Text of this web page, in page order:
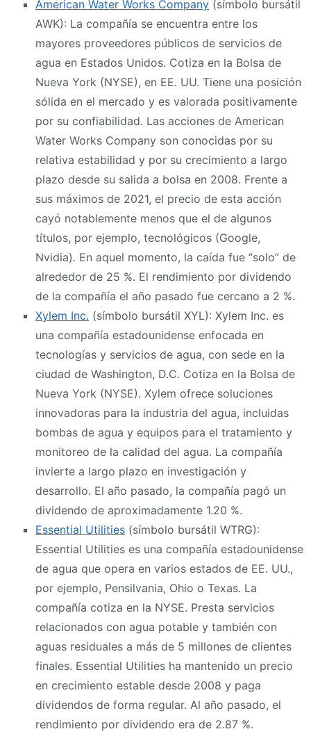
American Water Works Company (símbolo bursátil
AWK): La compañía se encuentra entre los
mayores proveedores públicos de servicios de
agua en Estados Unidos. Cotiza en la Bolsa de
Nueva York (NYSE), en EE. UU. Tiene una posición
sólida en el mercado y es valorada positivamente
por su confiabilidad. Las acciones de American
Water Works Company son conocidas por su
relativa estabilidad y por su crecimiento a largo
plazo desde su salida a bolsa en 2008. Frente a
sus máximos de 2021, el precio de esta acción
cayó notablemente menos que el de algunos
títulos, por ejemplo, tecnológicos (Google,
Nvidia). En aquel momento, la caída fue “solo” de
alrededor de 25 %. El rendimiento por dividendo
de la compañía el año pasado fue cercano a 2 %.
Xylem Inc. (símbolo bursátil XYL): Xylem Inc. es
una compañía estadounidense enfocada en
tecnologías y servicios de agua, con sede en la
ciudad de Washington, D.C. Cotiza en la Bolsa de
Nueva York (NYSE). Xylem ofrece soluciones
innovadoras para la industria del agua, incluidas
bombas de agua y equipos para el tratamiento y
monitoreo de la calidad del agua. La compañía
invierte a largo plazo en investigación y
desarrollo. El año pasado, la compañía pagó un
dividendo de aproximadamente 1.20 %.
Essential Utilities (símbolo bursátil WTRG):
Essential Utilities es una compañía estadounidense
de agua que opera en varios estados de EE. UU.,
por ejemplo, Pensilvania, Ohio o Texas. La
compañía cotiza en la NYSE. Presta servicios
relacionados con agua potable y también con
aguas residuales a más de 5 millones de clientes
finales. Essential Utilities ha mantenido un precio
en crecimiento estable desde 2008 y paga
dividendos de forma regular. Al año pasado, el
rendimiento por dividendo era de 2.87 %.